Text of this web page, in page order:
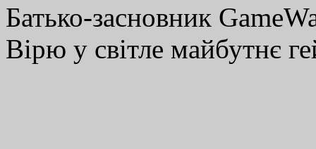
Батько-засновник
Вірю у світле майбутнє